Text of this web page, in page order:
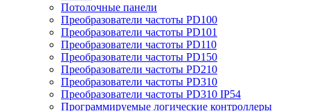
Потолочные панели
Преобразователи частоты PD100
Преобразователи частоты PD101
Преобразователи частоты PD110
Преобразователи частоты PD150
Преобразователи частоты PD210
Преобразователи частоты PD310
Преобразователи частоты PD310 IP54
Программируемые логические контроллеры